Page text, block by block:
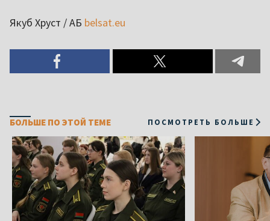
Якуб Хруст / АБ belsat.eu
БОЛЬШЕ ПО ЭТОЙ ТЕМЕ ПОСМОТРЕТЬ БОЛЬШЕ